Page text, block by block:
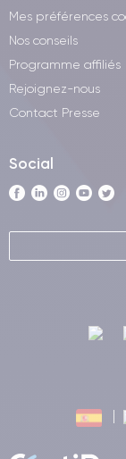
Mes préférences
Nos conseils
Programme affiliés
Rejoignez-nous
Contact Presse
Social